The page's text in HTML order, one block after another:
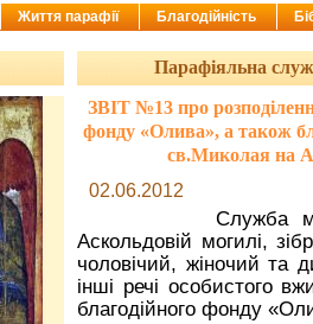
Парафіяльна
ЗВІТ №13 про
фонду «Олива», а також
св.Миколая на
02.06.2012
Служба
Аскольдовій могилі,
чоловічий, жіночий та
інші речі особистого
благодійного фонду
Життя парафії Благодійність